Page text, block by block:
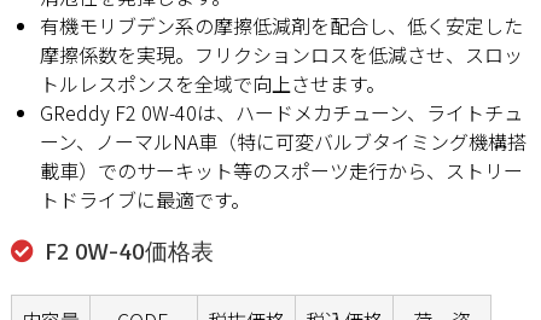
有機モリブデン系の摩擦低減剤を配合し、低く安定した
摩擦係数を実現。フリクションロスを低減させ、スロッ
トルレスポンスを全域で向上させます。
GReddy F2 0W-40は、ハードメカチューン、ライトチュ
ーン、ノーマルNA車（特に可変バルブタイミング機構搭
載車）でのサーキット等のスポーツ走行から、ストリー
トドライブに最適です。
F2 0W-40価格表